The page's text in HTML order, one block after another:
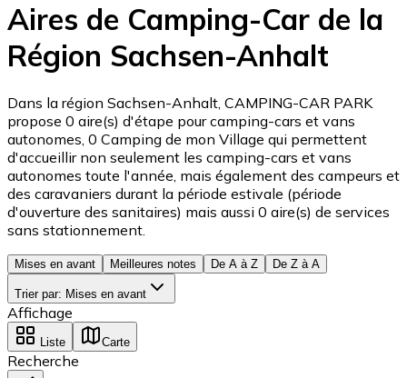
Aires de Camping-Car de la
Région Sachsen-Anhalt
Dans la région Sachsen-Anhalt, CAMPING-CAR PARK
propose 0 aire(s) d'étape pour camping-cars et vans
autonomes, 0 Camping de mon Village qui permettent
d'accueillir non seulement les camping-cars et vans
autonomes toute l'année, mais également des campeurs et
des caravaniers durant la période estivale (période
d'ouverture des sanitaires) mais aussi 0 aire(s) de services
sans stationnement.
Mises en avant Meilleures notes De A à Z De Z à A
Trier par: Mises en avant
Affichage
Liste Carte
Recherche